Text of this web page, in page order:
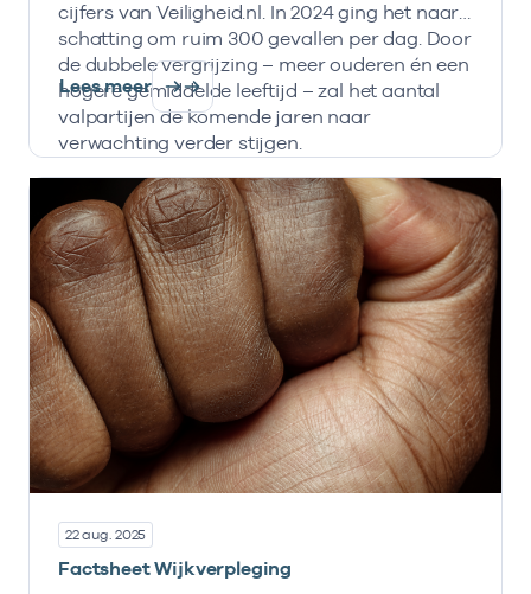
cijfers van Veiligheid.nl. In 2024 ging het naar
schatting om ruim 300 gevallen per dag. Door
de dubbele vergrijzing – meer ouderen én een
hogere gemiddelde leeftijd – zal het aantal
valpartijen de komende jaren naar
verwachting verder stijgen.
Lees meer
22 aug. 2025
Factsheet Wijkverpleging